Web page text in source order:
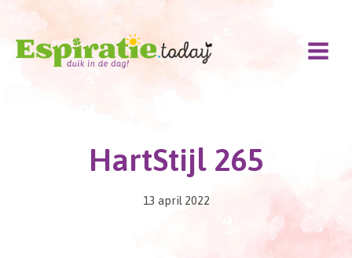
Doorgaan
inhoud
HartStijl 265
13 april 2022